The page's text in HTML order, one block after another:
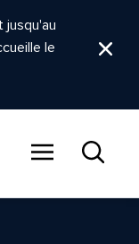
jusqu'au
le